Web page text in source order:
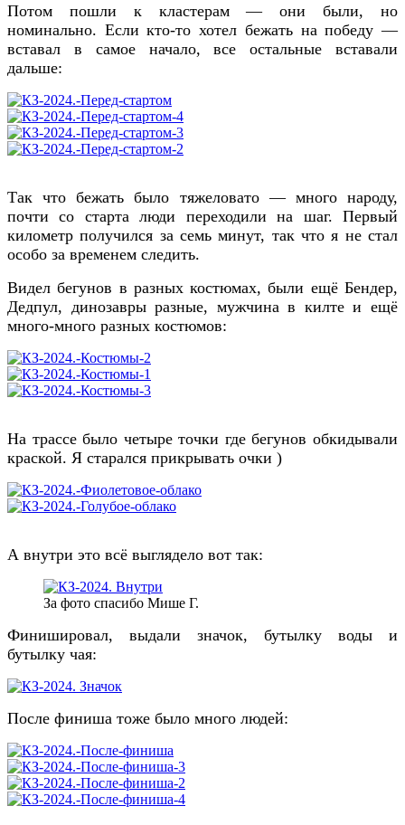
Потом пошли к кластерам — они были, но
номинально. Если кто-то хотел бежать на победу —
вставал в самое начало, все остальные вставали
дальше:
Так что бежать было тяжеловато — много народу,
почти со старта люди переходили на шаг. Первый
километр получился за семь минут, так что я не стал
особо за временем следить.
Видел бегунов в разных костюмах, были ещё Бендер,
Дедпул, динозавры разные, мужчина в килте и ещё
много-много разных костюмов:
На трассе было четыре точки где бегунов обкидывали
краской. Я старался прикрывать очки )
А внутри это всё выглядело вот так:
За фото спасибо Мише Г.
Финишировал, выдали значок, бутылку воды и
бутылку чая:
После финиша тоже было много людей: